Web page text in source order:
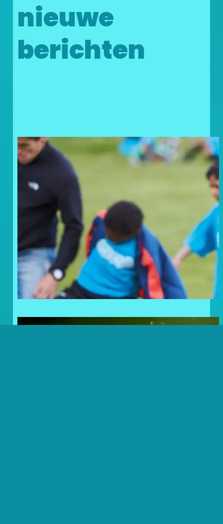
nieuwe
berichten
Doneer uw statiegeldbonnen
en geef kinderen in nood een
steuntje in de rug!